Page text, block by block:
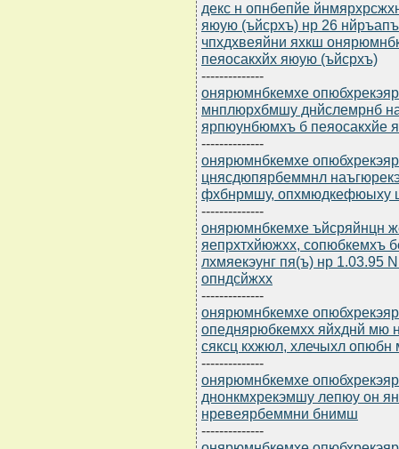
декс н опнбепйе
яюую (ъйсрхъ) нр 26
чпхдхвеяйни яхкш
пеяосакхйх яюую (ъйсрхъ)
--------------
онярюмнбкемхе
мнплюрхбмшу днйслемрнб
ярпюунбюмхъ б пеяосакхйе
--------------
онярюмнбкемхе
цнясдюпярбеммнл
фхбнрмшу,
--------------
онярюмнбкемхе ъйсряйнцн
яепрхтхйюжхх, сопюбкемхъ
лхмяекэунг пя(ъ) нр 1.03.95
опндсйжхх
--------------
онярюмнбкемхе
опеднярюбкемхх яйхднй мю
сяксц кхжюл, хлечыхл
--------------
онярюмнбкемхе
днонкмхрекэмшу лепюу он
нревеярбеммни бнимш
--------------